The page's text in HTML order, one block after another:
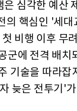
심각한 예산
의 핵심인 '세
비행 이후 무
군에 전격 배치
기술을 따라잡
늦은 전투기'